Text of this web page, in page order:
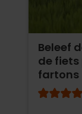
Beleef
de
fartons